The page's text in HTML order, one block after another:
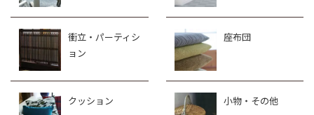
衝立・パーティシ
ョン
座布団
クッション 小物・その他